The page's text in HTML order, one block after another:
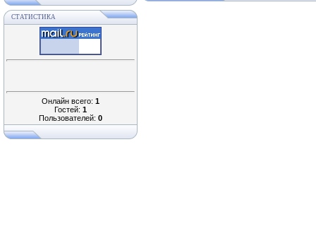
СТАТИСТИКА
Онлайн всего: 1
Гостей: 1
Пользователей: 0